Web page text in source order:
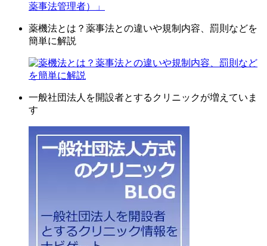
薬機法とは？薬事法との違いや規制内容、罰則などを
簡単に解説
一般社団法人を開設者とするクリニックが増えていま
す